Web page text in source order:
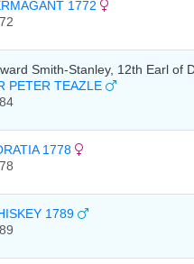
1772
Smith-Stanley, 12th Earl of
PETER TEAZLE
1778
1789